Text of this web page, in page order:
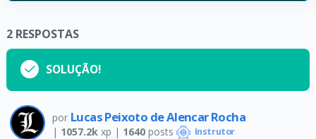
2 RESPOSTAS
SOLUÇÃO!
por Lucas Peixoto de Alencar Rocha
| 1057.2k xp | 1640posts Instrutor